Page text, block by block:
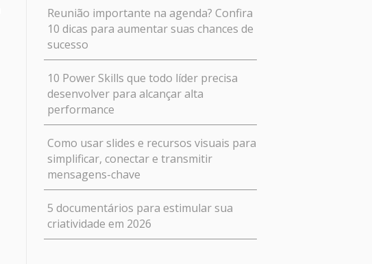
Reunião importante na agenda? Confira
10 dicas para aumentar suas chances de
sucesso
10 Power Skills que todo líder precisa
desenvolver para alcançar alta
performance
Como usar slides e recursos visuais para
simplificar, conectar e transmitir
mensagens-chave
5 documentários para estimular sua
criatividade em 2026